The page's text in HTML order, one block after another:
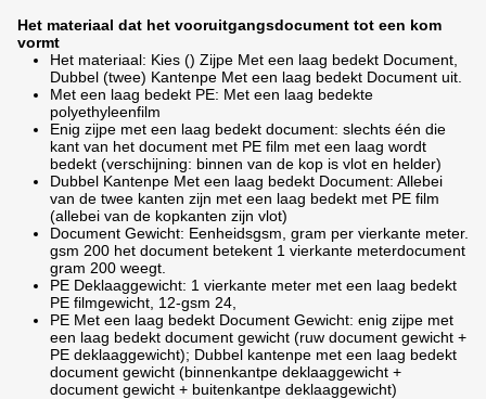
Het materiaal dat het vooruitgangsdocument tot een kom
vormt
Het materiaal: Kies () Zijpe Met een laag bedekt Document,
Dubbel (twee) Kantenpe Met een laag bedekt Document uit.
Met een laag bedekt PE: Met een laag bedekte
polyethyleenfilm
Enig zijpe met een laag bedekt document: slechts één die
kant van het document met PE film met een laag wordt
bedekt (verschijning: binnen van de kop is vlot en helder)
Dubbel Kantenpe Met een laag bedekt Document: Allebei
van de twee kanten zijn met een laag bedekt met PE film
(allebei van de kopkanten zijn vlot)
Document Gewicht: Eenheidsgsm, gram per vierkante meter.
gsm 200 het document betekent 1 vierkante meterdocument
gram 200 weegt.
PE Deklaaggewicht: 1 vierkante meter met een laag bedekt
PE filmgewicht, 12-gsm 24,
PE Met een laag bedekt Document Gewicht: enig zijpe met
een laag bedekt document gewicht (ruw document gewicht +
PE deklaaggewicht); Dubbel kantenpe met een laag bedekt
document gewicht (binnenkantpe deklaaggewicht +
document gewicht + buitenkantpe deklaaggewicht)